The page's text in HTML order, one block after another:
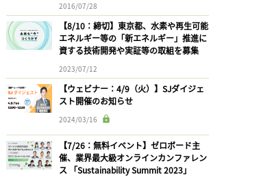
2016/07/28
【8/10：締切】東京都、水素や再生可能
エネルギー等の「新エネルギー」推進に
資する技術開発や実証等の取組を募集
2023/07/12
【ウェビナー：4/9（火）】SJダイジェ
スト開催のお知らせ
2024/03/16
【7/26：無料イベント】ゼロボード主
催、業界最大級オンラインカンファレン
ス 「Sustainability Summit 2023」